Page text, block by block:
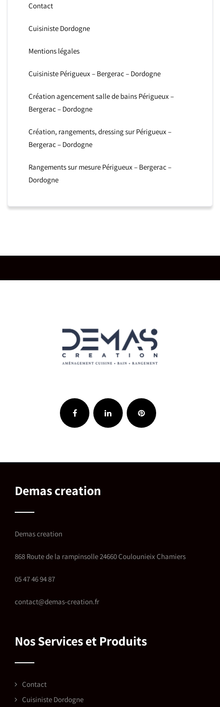
Contact
Cuisiniste Dordogne
Mentions légales
Cuisiniste Périgueux – Bergerac – Dordogne
Création agencement salle de bains Périgueux –
Bergerac – Dordogne
Création, rangements, dressing sur Périgueux –
Bergerac – Dordogne
Rangements sur mesure Périgueux – Bergerac –
Dordogne
Demas creation
Demas creation
868 Route de la rampinsolle 24660 Coulounieix Chamiers
05 47 46 94 87
contact@demas-creation.fr
Nos Services et Produits
Contact
Cuisiniste Dordogne